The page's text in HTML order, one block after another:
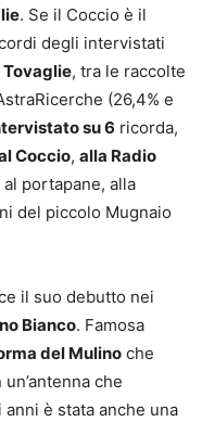
. Se il Coccio è il
degli intervistati
, tra le raccolte
(26,4% e
su 6 ricorda,
Coccio, alla Radio
al portapane, alla
del piccolo Mugnaio
il suo debutto nei
Bianco. Famosa
del Mulino che
un’antenna che
è stata anche una